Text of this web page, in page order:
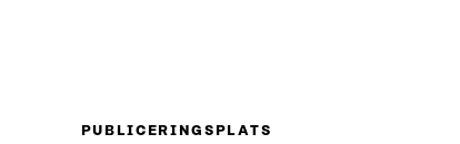
PUBLICERINGSPLATS